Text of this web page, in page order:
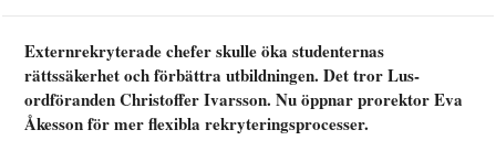
Externrekryterade chefer skulle öka studenternas
rättssäkerhet och förbättra utbildningen. Det tror Lus-
ordföranden Christoffer Ivarsson. Nu öppnar prorektor Eva
Åkesson för mer flexibla rekryteringsprocesser.